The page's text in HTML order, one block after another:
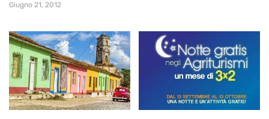
Giugno 21, 2012